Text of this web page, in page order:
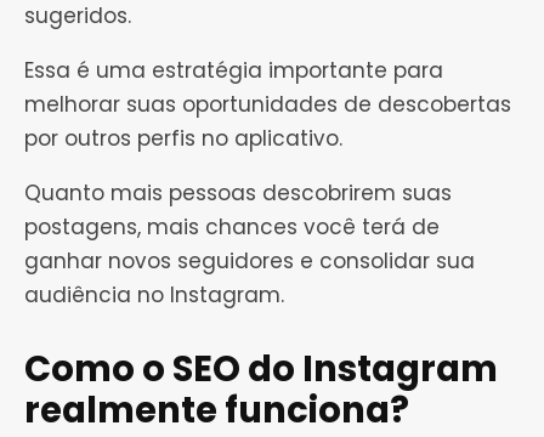
sugeridos.
Essa é uma estratégia importante para
melhorar suas oportunidades de descobertas
por outros perfis no aplicativo.
Quanto mais pessoas descobrirem suas
postagens, mais chances você terá de
ganhar novos seguidores e consolidar sua
audiência no Instagram.
Como o SEO do Instagram
realmente funciona?